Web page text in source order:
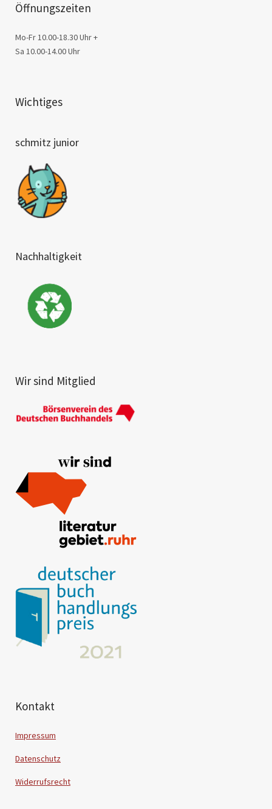
Öffnungszeiten
Mo-Fr 10.00-18.30 Uhr +
Sa 10.00-14.00 Uhr
Wichtiges
schmitz junior
Nachhaltigkeit
Wir sind Mitglied
Kontakt
Impressum
Datenschutz
Widerrufsrecht